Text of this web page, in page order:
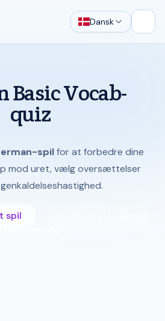
Dansk
Basic Vocab-
quiz
spilfor at forbedre dine
mod uret, vælg oversættelser
spil